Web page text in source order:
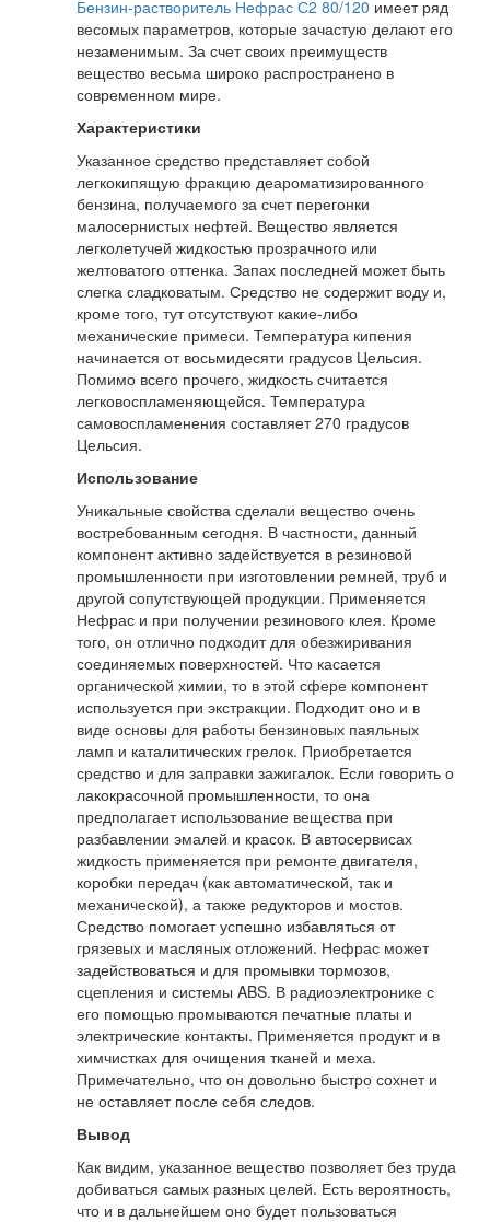
Бензин-растворитель Нефрас С2 80/120 имеет ряд
весомых параметров, которые зачастую делают его
незаменимым. За счет своих преимуществ
вещество весьма широко распространено в
современном мире.
Характеристики
Указанное средство представляет собой
легкокипящую фракцию деароматизированного
бензина, получаемого за счет перегонки
малосернистых нефтей. Вещество является
легколетучей жидкостью прозрачного или
желтоватого оттенка. Запах последней может быть
слегка сладковатым. Средство не содержит воду и,
кроме того, тут отсутствуют какие-либо
механические примеси. Температура кипения
начинается от восьмидесяти градусов Цельсия.
Помимо всего прочего, жидкость считается
легковоспламеняющейся. Температура
самовоспламенения составляет 270 градусов
Цельсия.
Использование
Уникальные свойства сделали вещество очень
востребованным сегодня. В частности, данный
компонент активно задействуется в резиновой
промышленности при изготовлении ремней, труб и
другой сопутствующей продукции. Применяется
Нефрас и при получении резинового клея. Кроме
того, он отлично подходит для обезжиривания
соединяемых поверхностей. Что касается
органической химии, то в этой сфере компонент
используется при экстракции. Подходит оно и в
виде основы для работы бензиновых паяльных
ламп и каталитических грелок. Приобретается
средство и для заправки зажигалок. Если говорить о
лакокрасочной промышленности, то она
предполагает использование вещества при
разбавлении эмалей и красок. В автосервисах
жидкость применяется при ремонте двигателя,
коробки передач (как автоматической, так и
механической), а также редукторов и мостов.
Средство помогает успешно избавляться от
грязевых и масляных отложений. Нефрас может
задействоваться и для промывки тормозов,
сцепления и системы ABS. В радиоэлектронике с
его помощью промываются печатные платы и
электрические контакты. Применяется продукт и в
химчистках для очищения тканей и меха.
Примечательно, что он довольно быстро сохнет и
не оставляет после себя следов.
Вывод
Как видим, указанное вещество позволяет без труда
добиваться самых разных целей. Есть вероятность,
что и в дальнейшем оно будет пользоваться